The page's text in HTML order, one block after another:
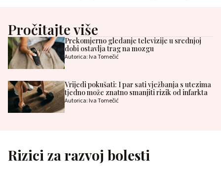
Pročitajte više
Prekomjerno gledanje televizije u srednjoj
dobi ostavlja trag na mozgu
Autorica: Iva Tomečić
Vrijedi pokušati: I par sati vježbanja s utezima
tjedno može znatno smanjiti rizik od infarkta
Autorica: Iva Tomečić
Rizici za razvoj bolesti